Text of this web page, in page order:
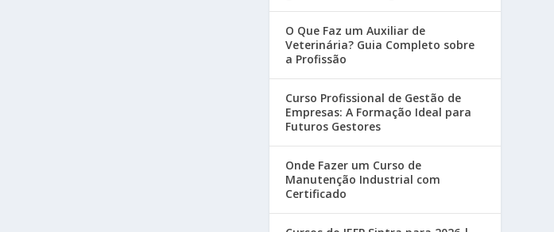
O Que Faz um Auxiliar de
Veterinária? Guia Completo sobre
a Profissão
Curso Profissional de Gestão de
Empresas: A Formação Ideal para
Futuros Gestores
Onde Fazer um Curso de
Manutenção Industrial com
Certificado